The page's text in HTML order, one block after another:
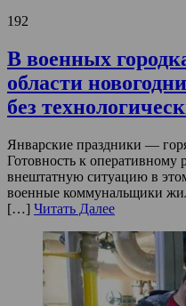
192
В военных
области
без
Январские праздники —
Готовность к
внештатную ситуацию в
военные коммунальщики
[…] Читать Далее